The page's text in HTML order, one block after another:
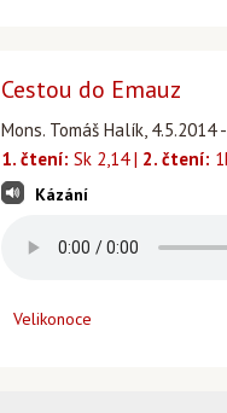
Cestou do Emauz
Mons. Tomáš Halík,
1. čtení: Sk 2,14 | 2. čtení:
Kázání
Velikonoce